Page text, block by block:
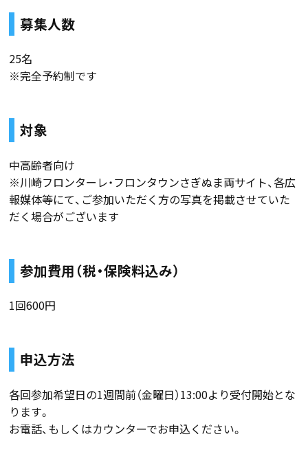
募集人数
25名
※完全予約制です
対象
中高齢者向け
※川崎フロンターレ・フロンタウンさぎぬま両サイト、各広
報媒体等にて、ご参加いただく方の写真を掲載させていた
だく場合がございます
参加費用（税・保険料込み）
1回600円
申込方法
各回参加希望日の1週間前（金曜日）13:00より受付開始とな
ります。
お電話、もしくはカウンターでお申込ください。